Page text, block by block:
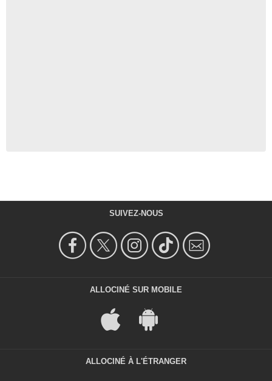
SUIVEZ-NOUS
ALLOCINÉ SUR MOBILE
ALLOCINÉ À L'ÉTRANGER